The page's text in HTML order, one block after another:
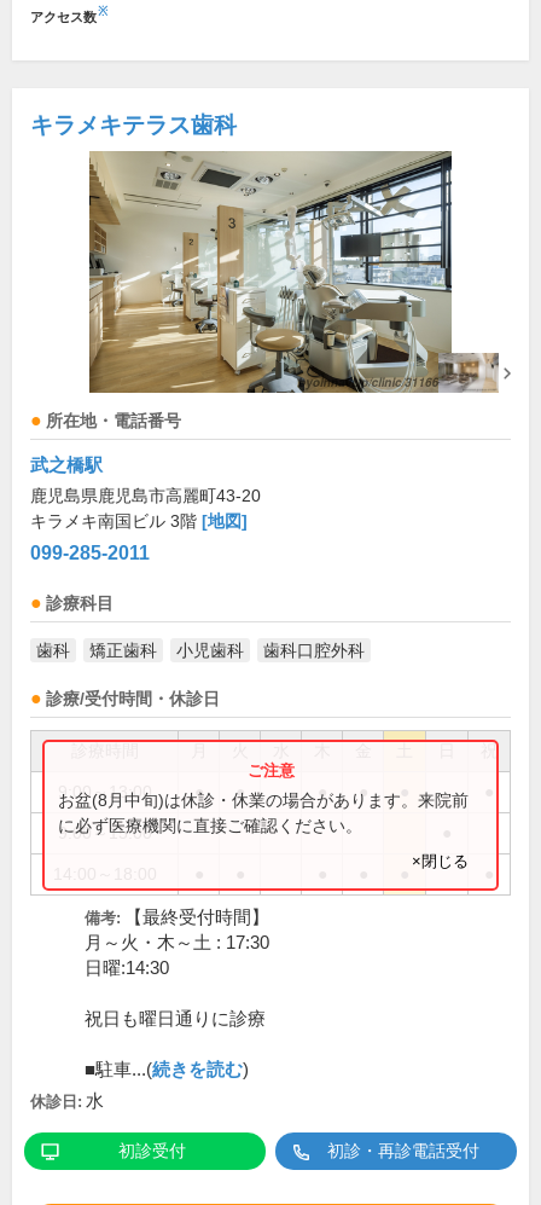
アクセス数※
キラメキテラス歯科
所在地・電話番号
武之橋駅
鹿児島県鹿児島市高麗町43-20
キラメキ南国ビル 3階 [地図]
099-285-2011
診療科目
歯科 矯正歯科 小児歯科 歯科口腔外科
診療/受付時間・休診日
祝
9:00～13:00 ● ● ● ●
9:00～15:00
お盆(8月中旬)は休診・休業の場合があります。来院前
に必ず医療機関に直接ご確認ください。
×閉じる
備考:
【最終受付時間】
月～火・木～土 : 17:30
日曜:14:30
祝日も曜日通りに診療
■駐車...(続きを読む)
休診日: 水
初診受付 初診・再診電話受付